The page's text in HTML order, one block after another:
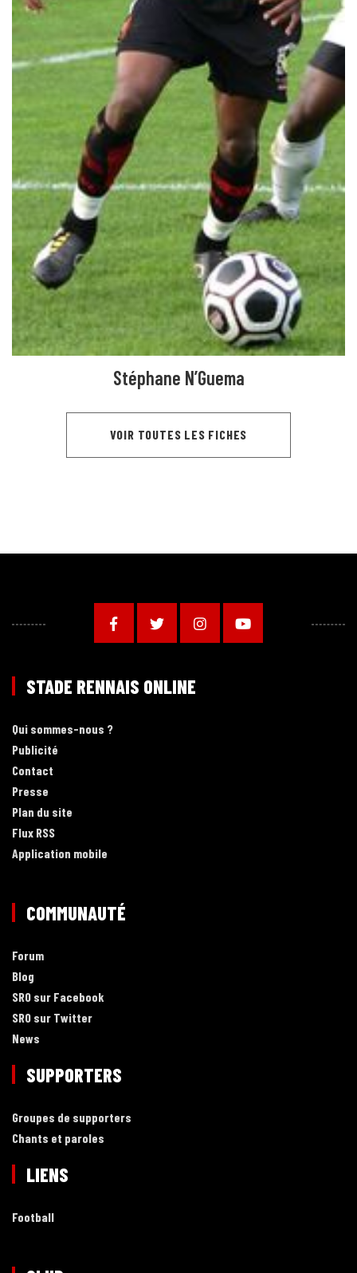
Stéphane N’Guema
VOIR TOUTES LES FICHES
STADE RENNAIS ONLINE
Qui sommes-nous ?
Publicité
Contact
Presse
Plan du site
Flux RSS
Application mobile
COMMUNAUTÉ
Forum
Blog
SRO sur Facebook
SRO sur Twitter
News
SUPPORTERS
Groupes de supporters
Chants et paroles
LIENS
Football